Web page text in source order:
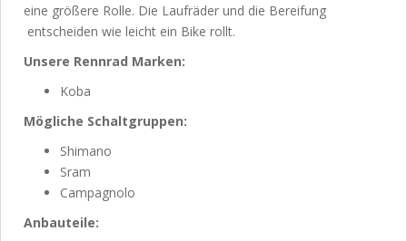
eine größere Rolle. Die Laufräder und die Bereifung
entscheiden wie leicht ein Bike rollt.
Unsere Rennrad Marken:
Koba
Mögliche Schaltgruppen:
Shimano
Sram
Campagnolo
Anbauteile: